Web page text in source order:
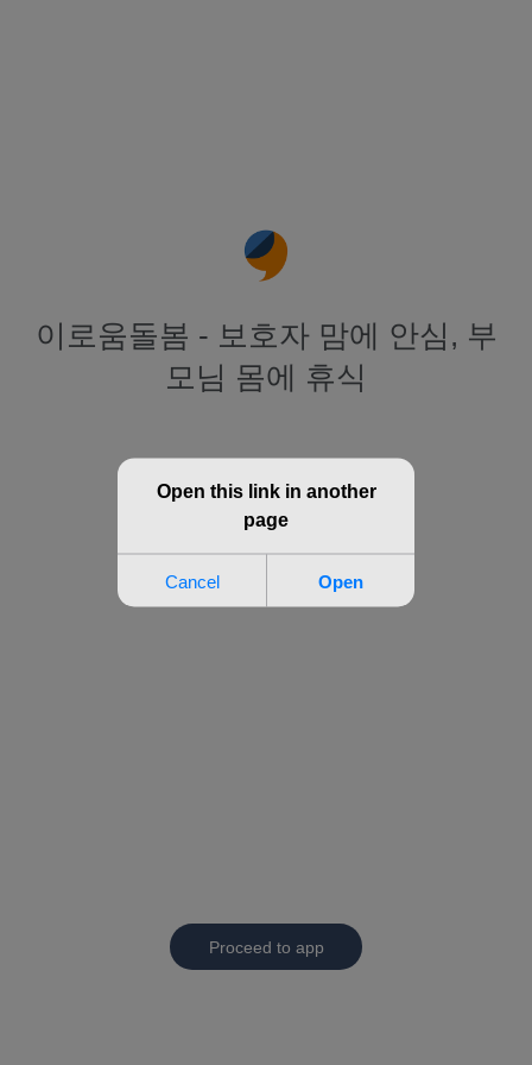
이로움돌봄 - 보호자 맘에 안심, 부
모님 몸에 휴식
Proceed to app